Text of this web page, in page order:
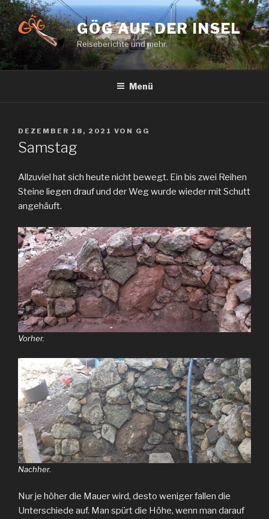
Zum
Inhalt
springen
GÖG AUF DER INSEL
Reiseberichte und mehr.
Menü
VERÖFFENTLICHT
AM
DEZEMBER 18, 2021 VON GG
Samstag
Allzuviel hat sich heute nicht bewegt. Ein bis zwei Reihen
Steine liegen drauf und der Weg wurde wieder mit Schutt
angehäuft.
Vorher.
Nachher.
Nur je höher die Mauer wird, desto weniger fallen die
Unterschiede auf. Man spürt die Höhe, wenn man darauf